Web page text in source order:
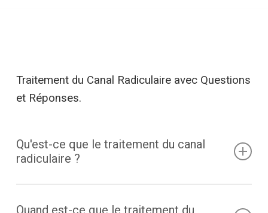
Traitement du Canal Radiculaire avec Questions
et Réponses.
Qu'est-ce que le traitement du canal
radiculaire ?